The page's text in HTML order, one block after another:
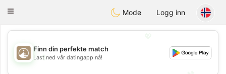
ahebik
Toggle
Mode Logg inn
💖
Finn din perfekte match
Last ned vår datingapp nå!